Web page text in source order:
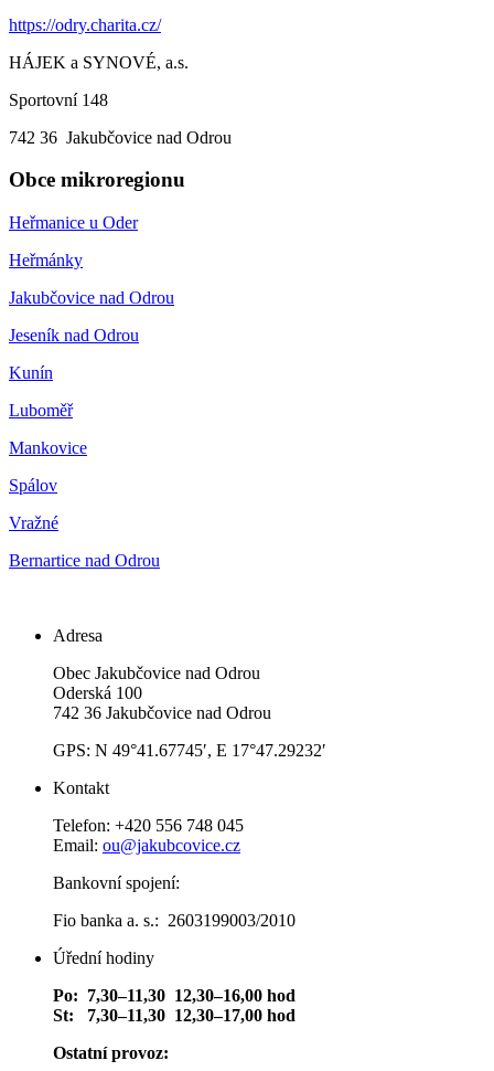
https://odry.charita.cz/
HÁJEK a SYNOVÉ, a.s.
Sportovní 148
742 36 Jakubčovice nad Odrou
Obce mikroregionu
Heřmanice u Oder
Heřmánky
Jakubčovice nad Odrou
Jeseník nad Odrou
Kunín
Luboměř
Mankovice
Spálov
Vražné
Bernartice nad Odrou
Adresa
Obec Jakubčovice nad Odrou
Oderská 100
742 36 Jakubčovice nad Odrou
GPS: N 49°41.67745′, E 17°47.29232′
Kontakt
Telefon: +420 556 748 045
Email: ou@jakubcovice.cz
Bankovní spojení:
Fio banka a. s.: 2603199003/2010
Úřední hodiny
Po: 7,30–11,30 12,30–16,00 hod
St: 7,30–11,30 12,30–17,00 hod
Ostatní provoz: